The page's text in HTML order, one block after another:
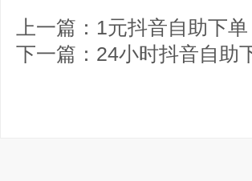
上一篇：1元抖音自助下单
下一篇：24小时抖音自助